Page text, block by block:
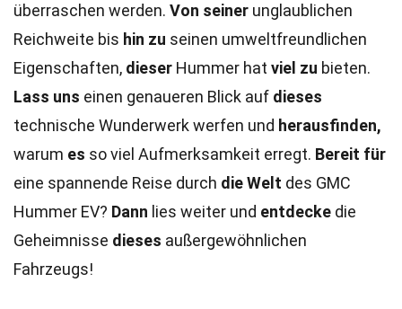
überraschen werden. Von seiner unglaublichen
Reichweite bis hin zu seinen umweltfreundlichen
Eigenschaften, dieser Hummer hat viel zu bieten.
Lass uns einen genaueren Blick auf dieses
technische Wunderwerk werfen und herausfinden,
warum es so viel Aufmerksamkeit erregt. Bereit für
eine spannende Reise durch die Welt des GMC
Hummer EV? Dann lies weiter und entdecke die
Geheimnisse dieses außergewöhnlichen
Fahrzeugs!